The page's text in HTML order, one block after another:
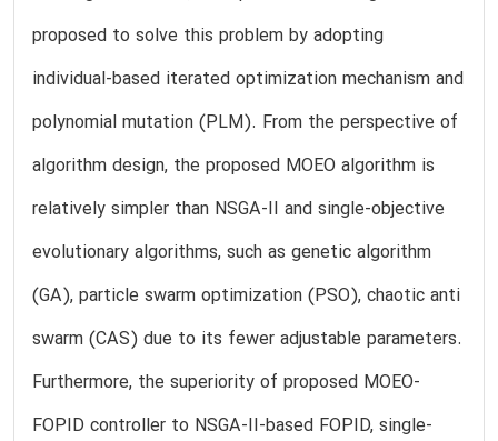
proposed to solve this problem by adopting
individual-based iterated optimization mechanism and
polynomial mutation (PLM). From the perspective of
algorithm design, the proposed MOEO algorithm is
relatively simpler than NSGA-II and single-objective
evolutionary algorithms, such as genetic algorithm
(GA), particle swarm optimization (PSO), chaotic anti
swarm (CAS) due to its fewer adjustable parameters.
Furthermore, the superiority of proposed MOEO-
FOPID controller to NSGA-II-based FOPID, single-